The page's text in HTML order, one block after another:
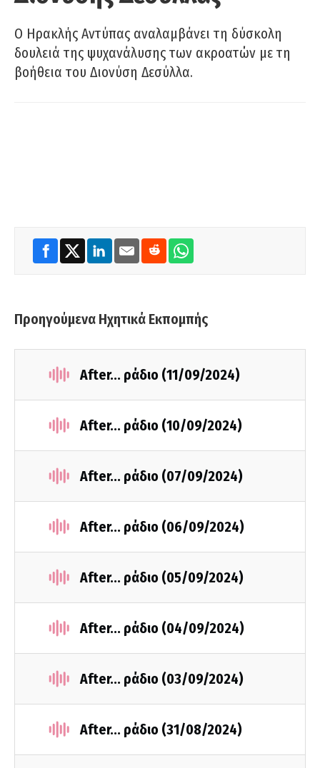
Ο Ηρακλής Αντύπας αναλαμβάνει τη δύσκολη
δουλειά της ψυχανάλυσης των ακροατών με τη
βοήθεια του Διονύση Δεσύλλα.
Προηγούμενα Ηχητικά Εκπομπής
After... ράδιο (11/09/2024)
After... ράδιο (10/09/2024)
After... ράδιο (07/09/2024)
After... ράδιο (06/09/2024)
After... ράδιο (05/09/2024)
After... ράδιο (04/09/2024)
After... ράδιο (03/09/2024)
After... ράδιο (31/08/2024)